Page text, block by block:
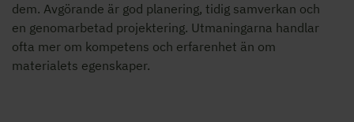
dem. Avgörande är god planering, tidig samverkan och
en genomarbetad projektering. Utmaningarna handlar
ofta mer om kompetens och erfarenhet än om
materialets egenskaper.